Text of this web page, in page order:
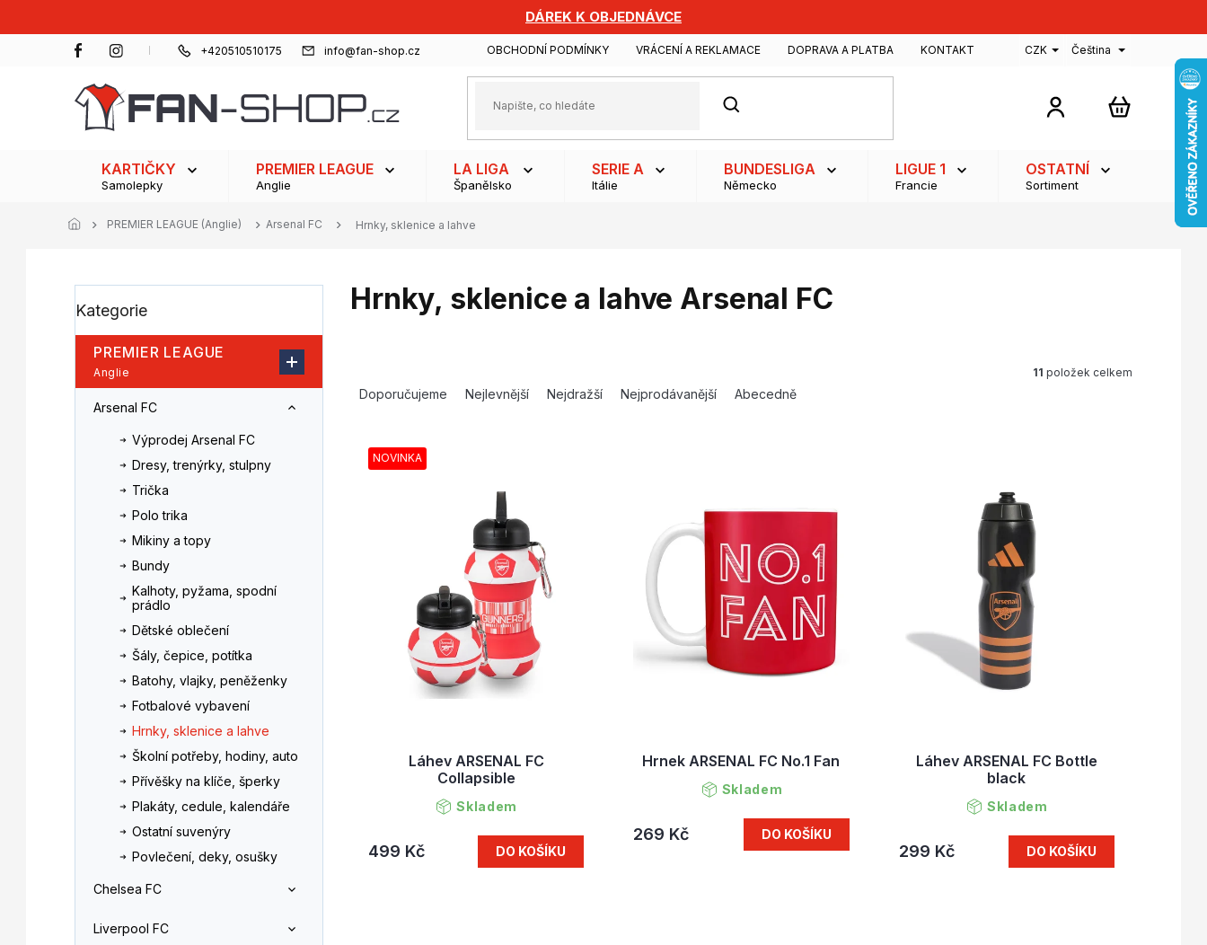
DÁREK K OBJEDNÁVCE
+420510510175 info@fan-shop.cz OBCHODNÍ PODMÍNKY VRÁCENÍ A REKLAMACE DOPRAVA A PLATBA KONTAKT CZK Čeština
HLEDAT
NÁKUPNÍ
KARTIČKY
Samolepky
PREMIER LEAGUE
Anglie
LA LIGA
Španělsko
SERIE A
Itálie
BUNDESLIGA
Německo
LIGUE 1
Francie
OSTATNÍ
Sortiment
PREMIER LEAGUE (Anglie) Arsenal FC Hrnky, sklenice a lahve
o
s
a
kategorie
Kategorie
PREMIER LEAGUE
Anglie
Arsenal FC
Výprodej Arsenal FC
Dresy, trenýrky, stulpny
Trička
Polo trika
Mikiny a topy
Bundy
Kalhoty, pyžama, spodní
prádlo
Dětské oblečení
Šály, čepice, potítka
Batohy, vlajky, peněženky
Fotbalové vybavení
Hrnky, sklenice a lahve
Školní potřeby, hodiny, auto
Přívěšky na klíče, šperky
Plakáty, cedule, kalendáře
Ostatní suvenýry
Povlečení, deky, osušky
Chelsea FC
Liverpool FC
Hrnky, sklenice a lahve Arsenal FC
Doporučujeme Nejlevnější Nejdražší Nejprodávanější Abecedně
11 položek celkem
NOVINKA
Láhev ARSENAL FC
Collapsible
Skladem
499 Kč DO KOŠÍKU
Hrnek ARSENAL FC No.1 Fan
Skladem
269 Kč DO KOŠÍKU
Láhev ARSENAL FC Bottle
black
Skladem
299 Kč DO KOŠÍKU